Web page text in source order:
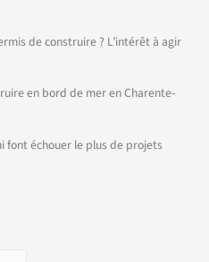
de construire ? L’intérêt à agir
en bord de mer en Charente-
font échouer le plus de projets